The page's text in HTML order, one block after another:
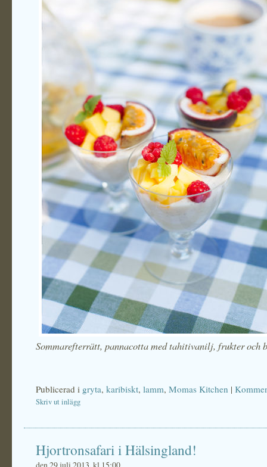
Sommarefterrätt, pannacotta med tahitivanilj, frukter och
Publicerad i gryta, karibiskt, lamm, Momas Kitchen |
Skriv ut inlägg
Hjortronsafari i Hälsingland!